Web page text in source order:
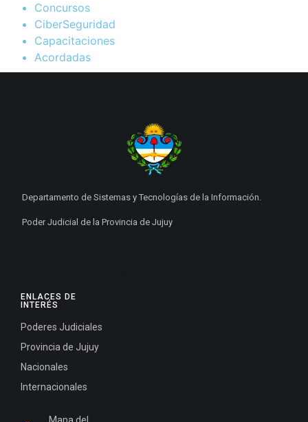
Concursos
CiberSeguridad
Capacitaciones
Acordadas
ENLACES DE
INTERÉS
Poderes Judiciales
Provincia de Jujuy
Nacionales
Internacionales
Departamento de Sistemas y Tecnologías de la Información.
Poder Judicial de la Provincia de Jujuy